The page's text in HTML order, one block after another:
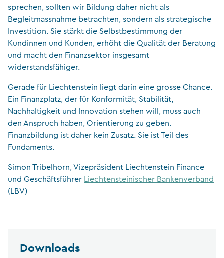
sprechen, sollten wir Bildung daher nicht als
Begleitmassnahme betrachten, sondern als strategische
Investition. Sie stärkt die Selbstbestimmung der
Kundinnen und Kunden, erhöht die Qualität der Beratung
und macht den Finanzsektor insgesamt
widerstandsfähiger.
Gerade für Liechtenstein liegt darin eine grosse Chance.
Ein Finanzplatz, der für Konformität, Stabilität,
Nachhaltigkeit und Innovation stehen will, muss auch
den Anspruch haben, Orientierung zu geben.
Finanzbildung ist daher kein Zusatz. Sie ist Teil des
Fundaments.
Simon Tribelhorn, Vizepräsident Liechtenstein Finance
und Geschäftsführer Liechtensteinischer Bankenverband
(LBV)
Downloads